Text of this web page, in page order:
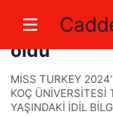
Miss
oldu
MİSS TURKEY
KOÇ ÜNİVERSİTESİ
YAŞINDAKİ İDİL